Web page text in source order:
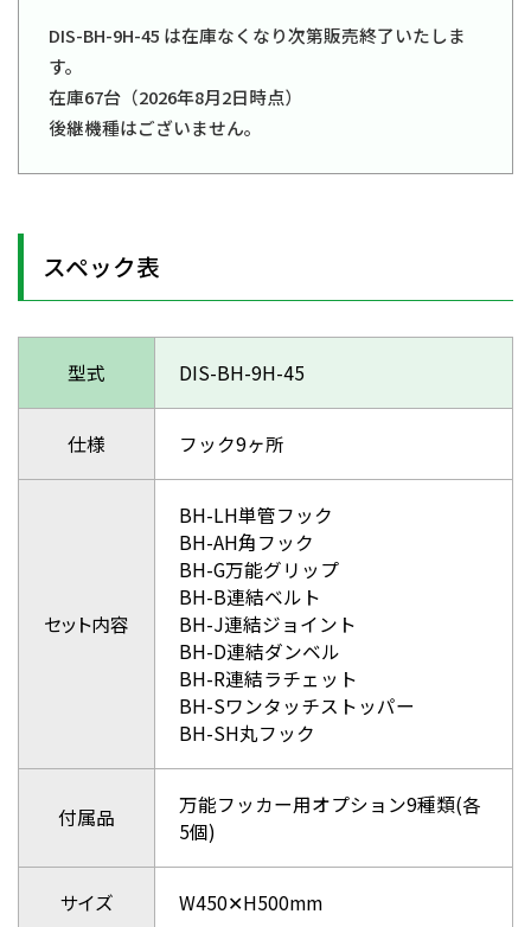
DIS-BH-9H-45 は在庫なくなり次第販売終了いたしま
す。
在庫67台（2026年8月2日時点）
後継機種はございません。
スペック表
型式 DIS-BH-9H-45
仕様 フック9ヶ所
セット内容
BH-LH単管フック
BH-AH角フック
BH-G万能グリップ
BH-B連結ベルト
BH-J連結ジョイント
BH-D連結ダンベル
BH-R連結ラチェット
BH-Sワンタッチストッパー
BH-SH丸フック
付属品
万能フッカー用オプション9種類(各
5個)
サイズ W450✕H500mm